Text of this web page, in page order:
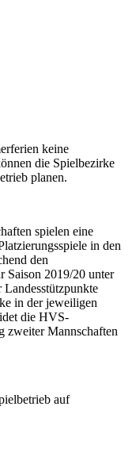
keine
die Spielbezirke
planen.
spielen eine
in den
den
Saison 2019/20 unter
in der jeweiligen
die HVS-
zweiter Mannschaften
auf